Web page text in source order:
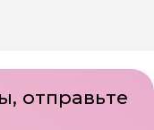
отправьте